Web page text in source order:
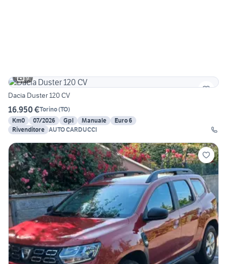
9
Dacia Duster 120 CV
16.950 €Torino(TO)
Km0
07/2026 Gpl Manuale
Euro 6
Rivenditore AUTO CARDUCCI